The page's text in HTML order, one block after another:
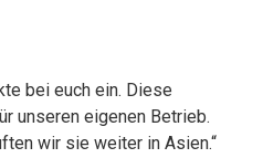
bei euch ein. Diese
unseren eigenen Betrieb.
wir sie weiter in Asien.“